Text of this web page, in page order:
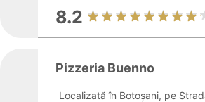
8.2
Pizzeria Buenno
Localizată în Botoșani, pe